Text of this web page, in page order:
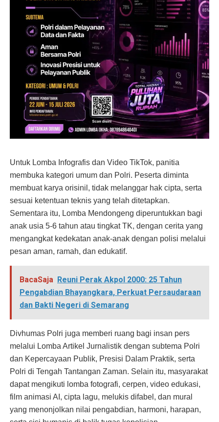
Untuk Lomba Infografis dan Video TikTok, panitia
membuka kategori umum dan Polri. Peserta diminta
membuat karya orisinil, tidak melanggar hak cipta, serta
sesuai ketentuan teknis yang telah ditetapkan.
Sementara itu, Lomba Mendongeng diperuntukkan bagi
anak usia 5-6 tahun atau tingkat TK, dengan cerita yang
mengangkat kedekatan anak-anak dengan polisi melalui
pesan aman, ramah, dan edukatif.
BacaSaja Reuni Perak Akpol 2000: 25 Tahun
Pengabdian Bhayangkara, Perkuat Persaudaraan
dan Bakti Negeri di Semarang
Divhumas Polri juga memberi ruang bagi insan pers
melalui Lomba Artikel Jurnalistik dengan subtema Polri
dan Kepercayaan Publik, Presisi Dalam Praktik, serta
Polri di Tengah Tantangan Zaman. Selain itu, masyarakat
dapat mengikuti lomba fotografi, cerpen, video edukasi,
film animasi AI, cipta lagu, melukis difabel, dan mural
yang menonjolkan nilai pengabdian, harmoni, harapan,